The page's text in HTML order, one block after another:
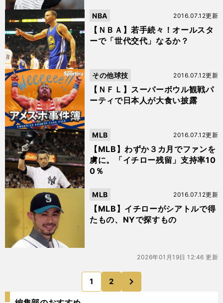
【ＮＢＡ】若手続々！オールスタ
ーで「世代交代」なるか？
2016.07.12更新
NBA
【ＮＦＬ】スーパーボウル観戦パ
ーティで日本人が大食い披露
2016.07.12更新
その他球技
【MLB】わずか３カ月でファンを
虜に。「イチロー残留」支持率10
0％
2016.07.12更新
MLB
【MLB】イチローがシアトルで得
たもの、NYで探すもの
2016.07.12更新
MLB
2026年01月19日 12:46 更新
1 2